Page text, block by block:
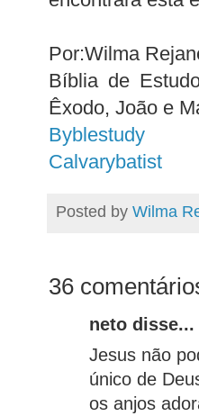
Por:Wilma
Bíblia de
Êxodo, João e
Byblestudy
Calvarybatist
Posted by Wilma
36
neto disse...
Jesus não
único de
os anjos